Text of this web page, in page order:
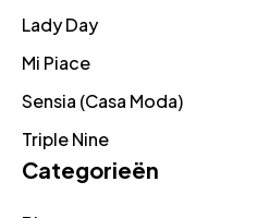
Lady Day
Mi Piace
Sensia (Casa Moda)
Triple Nine
Categorieën